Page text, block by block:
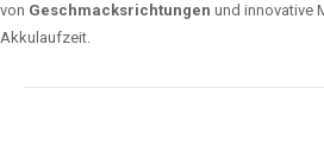
von Geschmacksrichtungen und innovative
Akkulaufzeit.